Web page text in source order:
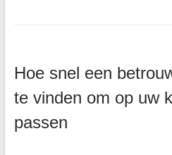
Hoe snel een
te vinden om op uw
passen